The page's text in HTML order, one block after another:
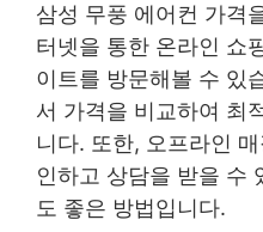
삼성 무풍 에어컨 가격
터넷을 통한 온라인 쇼
이트를 방문해볼 수 있
서 가격을 비교하여 최
니다. 또한, 오프라인
인하고 상담을 받을 수
도 좋은 방법입니다.